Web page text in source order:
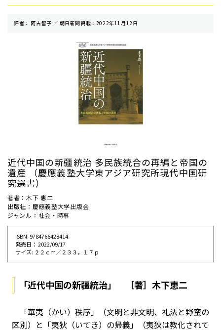
評者： 阿古智子 ／ 朝⽇新聞掲載：2022年11月12日
近代中国の新疆統治 多民族統合の再編と帝国の
遺産 （慶應義塾大学東アジア研究所現代中国研
究選書）
著者：木下 恵二
出版社：慶應義塾大学出版会
ジャンル：社会・時事
ISBN: 9784766428414
発売⽇： 2022/09/17
サイズ: ２２ｃｍ／２３３，１７ｐ
「近代中国の新疆統治」 ［著］木下恵二
「華夷（かい）秩序」（文明と非文明、礼法と野蛮の
区別）と「夷狄（いてき）の帰義」（夷狄は教化されて